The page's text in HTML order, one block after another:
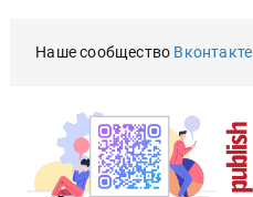
Наше сообщество Вконтакте